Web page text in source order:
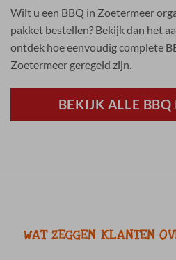
Wilt u een BBQ in Zoetermeer
pakket bestellen? Bekijk dan het
ontdek hoe eenvoudig complete
Zoetermeer geregeld zijn.
BEKIJK ALLE BBQ
WAT ZEGGEN KLANTEN